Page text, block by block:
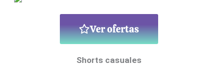
Ver ofertas
Shorts casuales